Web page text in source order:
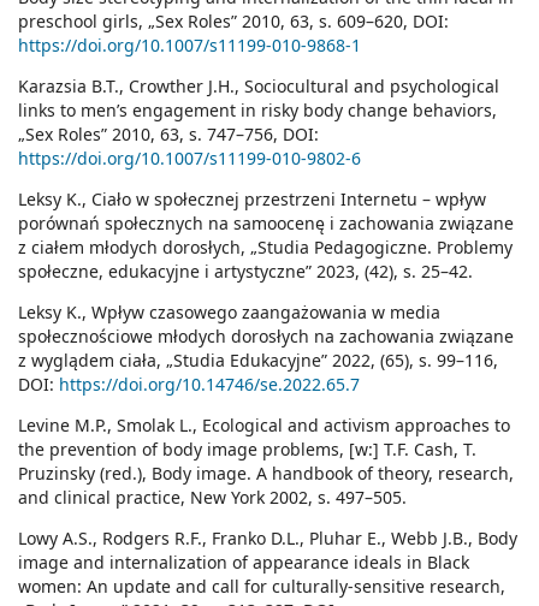
preschool girls, „Sex Roles” 2010, 63, s. 609–620, DOI:
https://doi.org/10.1007/s11199-010-9868-1
Karazsia B.T., Crowther J.H., Sociocultural and psychological
links to men’s engagement in risky body change behaviors,
„Sex Roles” 2010, 63, s. 747–756, DOI:
https://doi.org/10.1007/s11199-010-9802-6
Leksy K., Ciało w społecznej przestrzeni Internetu – wpływ
porównań społecznych na samoocenę i zachowania związane
z ciałem młodych dorosłych, „Studia Pedagogiczne. Problemy
społeczne, edukacyjne i artystyczne” 2023, (42), s. 25–42.
Leksy K., Wpływ czasowego zaangażowania w media
społecznościowe młodych dorosłych na zachowania związane
z wyglądem ciała, „Studia Edukacyjne” 2022, (65), s. 99–116,
DOI: https://doi.org/10.14746/se.2022.65.7
Levine M.P., Smolak L., Ecological and activism approaches to
the prevention of body image problems, [w:] T.F. Cash, T.
Pruzinsky (red.), Body image. A handbook of theory, research,
and clinical practice, New York 2002, s. 497–505.
Lowy A.S., Rodgers R.F., Franko D.L., Pluhar E., Webb J.B., Body
image and internalization of appearance ideals in Black
women: An update and call for culturally-sensitive research,